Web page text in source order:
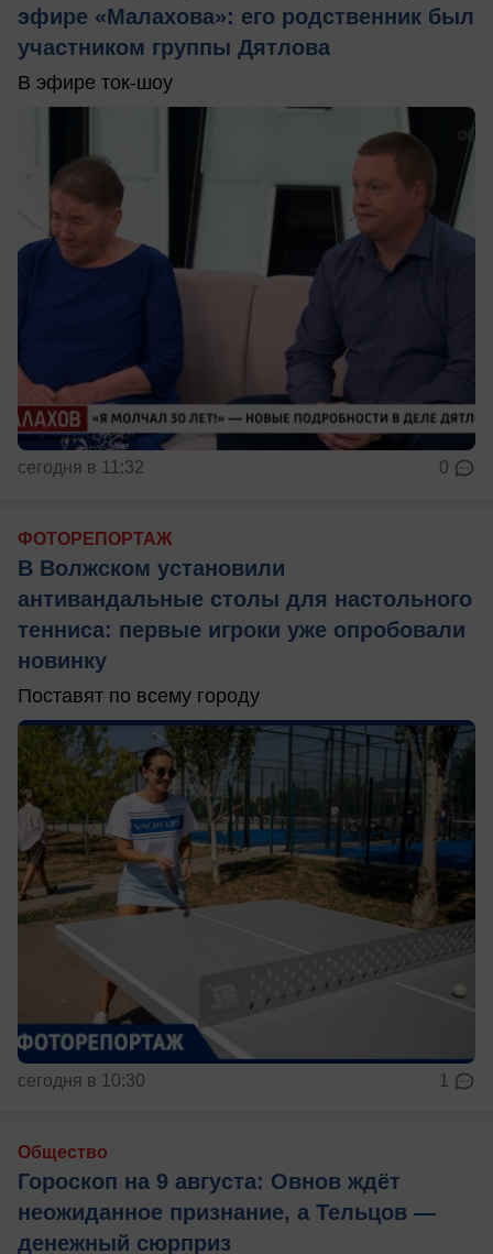
эфире «Малахова»: его родственник был
участником группы Дятлова
В эфире ток-шоу
сегодня в 11:32 0
ФОТОРЕПОРТАЖ
В Волжском установили
антивандальные столы для настольного
тенниса: первые игроки уже опробовали
новинку
Поставят по всему городу
сегодня в 10:30 1
Общество
Гороскоп на 9 августа: Овнов ждёт
неожиданное признание, а Тельцов —
денежный сюрприз